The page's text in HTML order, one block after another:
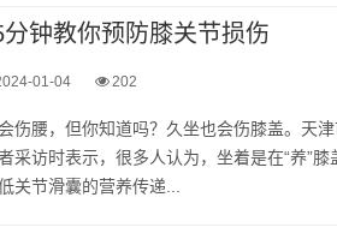
钟教你预防膝关节损伤
01-04 202
伤腰，但你知道吗？久坐也会伤膝盖。天
采访时表示，很多人认为，坐着是在“养”
关节滑囊的营养传递...